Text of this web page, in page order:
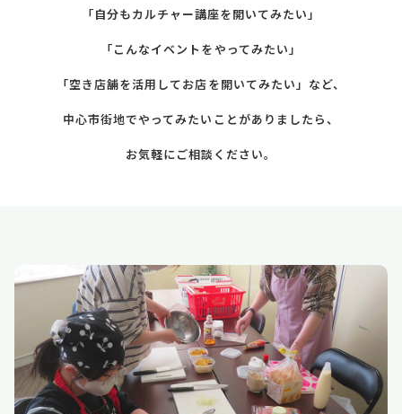
「自分もカルチャー講座を開いてみたい」
「こんなイベントをやってみたい」
「空き店舗を活用してお店を開いてみたい」など、
中心市街地でやってみたいことがありましたら、
お気軽にご相談ください。